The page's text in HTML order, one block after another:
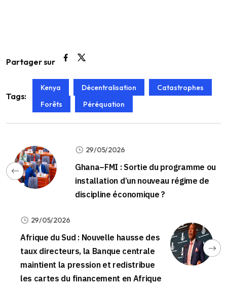
Partager sur
Tags:
Kenya Décentralisation
Catastrophes
Forêts
Péréquation
29/05/2026
Ghana–FMI : Sortie du programme ou
installation d’un nouveau régime de
discipline économique ?
29/05/2026
Afrique du Sud : Nouvelle hausse des
taux directeurs, la Banque centrale
maintient la pression et redistribue
les cartes du financement en Afrique